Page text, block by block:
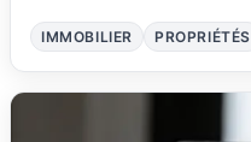
IMMOBILIER PROPRIÉTÉS